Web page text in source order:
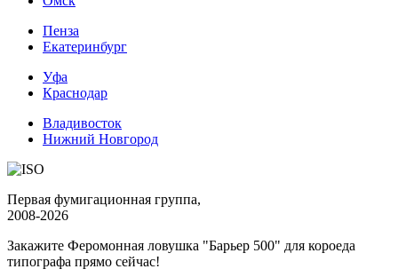
Пенза
Екатеринбург
Уфа
Краснодар
Владивосток
Нижний Новгород
Первая фумигационная группа,
2008-2026
Закажите Феромонная ловушка "Барьер 500" для короеда
типографа прямо сейчас!